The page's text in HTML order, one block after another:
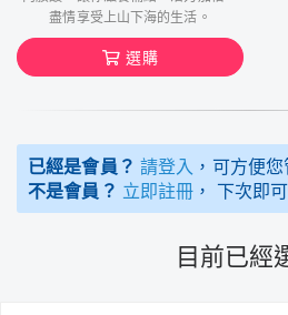
盡情享受上山下海的生活。
選購
已經是會員？ 請登入 ，可方便
不是會員？ 立即註冊 ， 下次即
目前已經